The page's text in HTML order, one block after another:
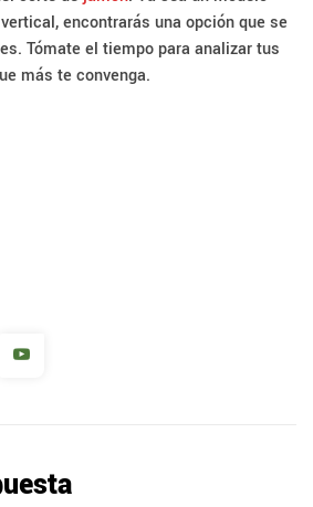
encontrarás una opción que se
Tómate el tiempo para analizar tus
más te convenga.